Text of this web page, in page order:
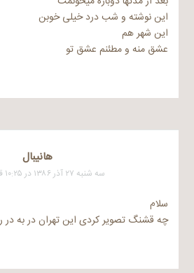
این نوشته و شب درد خیلی خوبن
این شهر هم
عشق منه و مطئنم عشق تو
هانيبال
سه شنبه ۲۷ آذر ۱۳۸۶ در ۱۰:۲۵ قبل از ظهر
سلام
چه قشنگ تصویر کردی این تهران در به در